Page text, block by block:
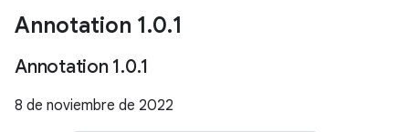
Annotation 1.0.1
Annotation 1.0.1
8 de noviembre de 2022